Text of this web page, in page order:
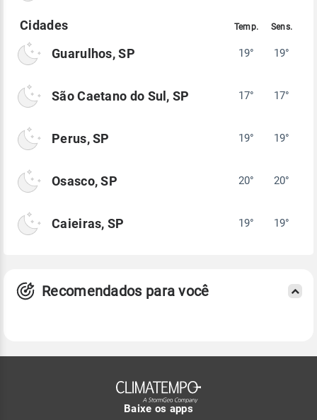
Guarulhos, SP 19° 19°
São Caetano do Sul, SP 17° 17°
Perus, SP 19° 19°
Osasco, SP 20° 20°
Caieiras, SP 19° 19°
Recomendados para você
Baixe os apps